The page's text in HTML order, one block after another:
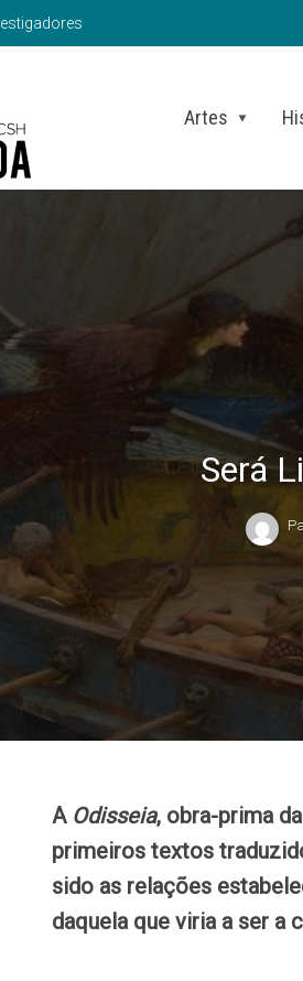
Artes
Será
A Odisseia, obra-prima
primeiros textos
sido as relações
daquela que viria a ser a